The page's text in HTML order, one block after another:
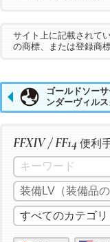
サイト上に記載されて
の商標、または登録商標
ゴールドソー
ンダーヴィル
FFXIV / FF14 便利